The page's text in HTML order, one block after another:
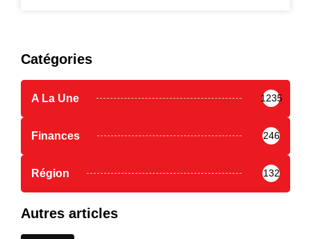
Catégories
A La Une 1235
Finances 246
Région 132
Autres articles